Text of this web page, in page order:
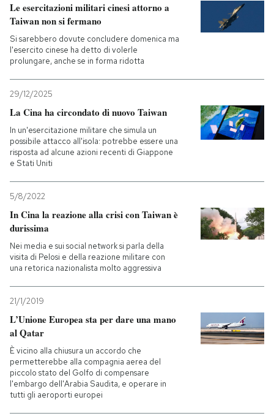
Le esercitazioni militari cinesi attorno a
Taiwan non si fermano
Si sarebbero dovute concludere domenica ma
l'esercito cinese ha detto di volerle
prolungare, anche se in forma ridotta
29/12/2025
La Cina ha circondato di nuovo Taiwan
In un'esercitazione militare che simula un
possibile attacco all'isola: potrebbe essere una
risposta ad alcune azioni recenti di Giappone
e Stati Uniti
5/8/2022
In Cina la reazione alla crisi con Taiwan è
durissima
Nei media e sui social network si parla della
visita di Pelosi e della reazione militare con
una retorica nazionalista molto aggressiva
21/1/2019
L’Unione Europea sta per dare una mano
al Qatar
È vicino alla chiusura un accordo che
permetterebbe alla compagnia aerea del
piccolo stato del Golfo di compensare
l'embargo dell'Arabia Saudita, e operare in
tutti gli aeroporti europei